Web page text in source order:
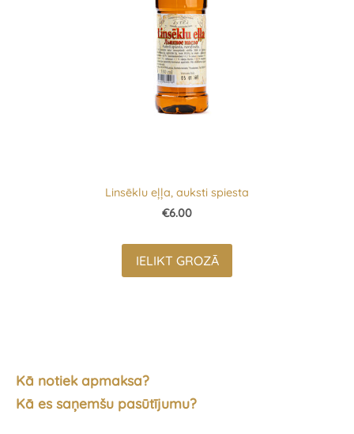
Kā notiek apmaksa?
Kā es saņemšu pasūtījumu?
Linsēklu eļļa, auksti spiesta
€6.00
IELIKT GROZĀ